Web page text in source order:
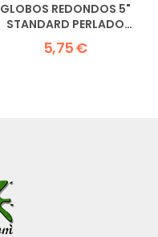
GLOBOS REDONDOS 5"
STANDARD PERLADO
BLANCO...
5,75 €